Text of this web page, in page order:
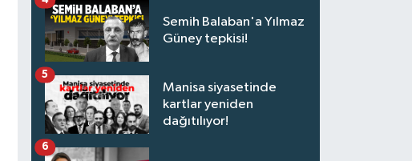
Semih Balaban'a Yılmaz
Güney tepkisi!
Manisa siyasetinde
kartlar yeniden
dağıtılıyor!
5
6